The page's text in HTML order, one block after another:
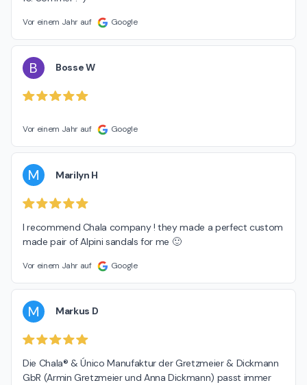
Vor einem Jahr auf Google
B Bosse W
Vor einem Jahr auf Google
M Marilyn H
I recommend Chala company ! they made a perfect custom
made pair of Alpini sandals for me 🙂
Vor einem Jahr auf Google
M Markus D
Die Chala® & Único Manufaktur der Gretzmeier & Dickmann
GbR (Armin Gretzmeier und Anna Dickmann) passt immer